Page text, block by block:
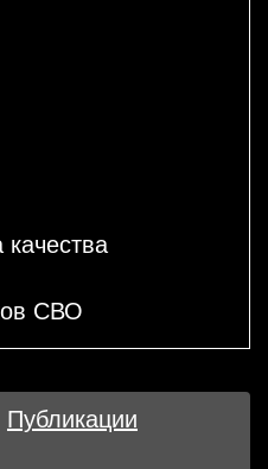
СВО
Публикации